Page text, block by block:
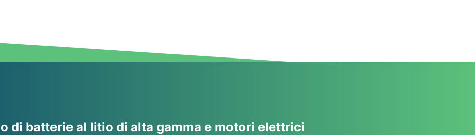
di batterie al litio di alta gamma e motori elettrici